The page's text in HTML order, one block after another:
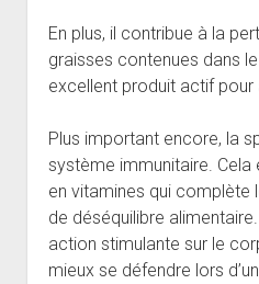
En plus, il contribue à la
graisses contenues dans
excellent produit actif pour
Plus important encore, la
système immunitaire. Cela
en vitamines qui complète
de déséquilibre
action stimulante sur le
mieux se défendre lors